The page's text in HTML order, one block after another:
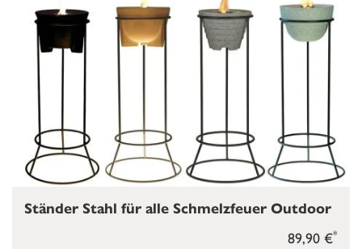
89,90 €*
Ständer Stahl für alle Schmelzfeuer Outdoor